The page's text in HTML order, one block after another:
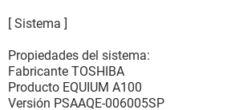
[ Sistema ]
Propiedades del sistema:
Fabricante TOSHIBA
Producto EQUIUM A100
Versión PSAAQE-006005SP